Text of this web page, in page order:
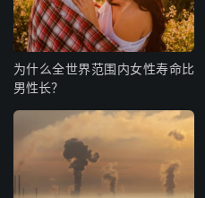
为什么全世界范围内女性寿命比
男性长？